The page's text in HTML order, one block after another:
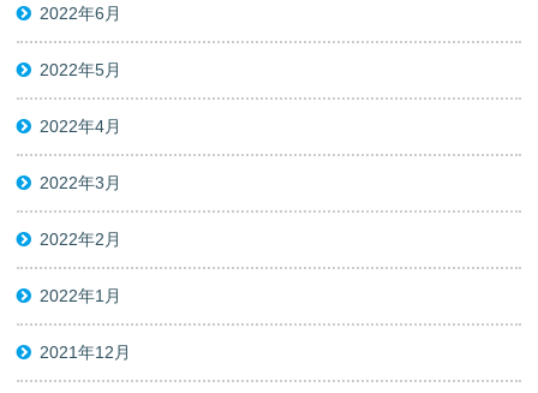
2022年6月
2022年5月
2022年4月
2022年3月
2022年2月
2022年1月
2021年12月